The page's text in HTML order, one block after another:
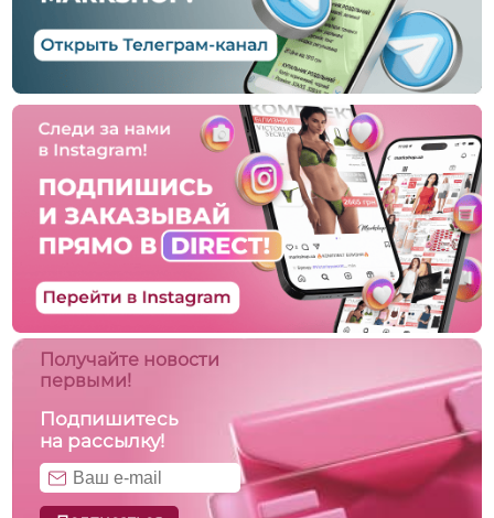
Получайте новости
первыми!
Подпишитесь
на рассылку!